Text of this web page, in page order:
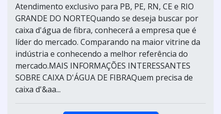
Atendimento exclusivo para PB, PE, RN, CE e RIO
GRANDE DO NORTEQuando se deseja buscar por
caixa d'água de fibra, conhecerá a empresa que é
líder do mercado. Comparando na maior vitrine da
indústria e conhecendo a melhor referência do
mercado.MAIS INFORMAÇÕES INTERESSANTES
SOBRE CAIXA D'ÁGUA DE FIBRAQuem precisa de
caixa d'&aa...